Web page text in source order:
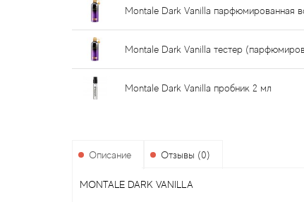
Montale Dark Vanilla парфюмированная
Montale Dark Vanilla тестер
Montale Dark Vanilla пробник 2 мл
Описание Отзывы (0)
MONTALE DARK VANILLA